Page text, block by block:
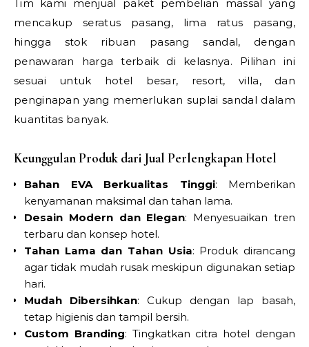
Tim kami menjual paket pembelian massal yang
mencakup seratus pasang, lima ratus pasang,
hingga stok ribuan pasang sandal, dengan
penawaran harga terbaik di kelasnya. Pilihan ini
sesuai untuk hotel besar, resort, villa, dan
penginapan yang memerlukan suplai sandal dalam
kuantitas banyak.
Keunggulan Produk dari Jual Perlengkapan Hotel
Bahan EVA Berkualitas Tinggi: Memberikan
kenyamanan maksimal dan tahan lama.
Desain Modern dan Elegan: Menyesuaikan tren
terbaru dan konsep hotel.
Tahan Lama dan Tahan Usia: Produk dirancang
agar tidak mudah rusak meskipun digunakan setiap
hari.
Mudah Dibersihkan: Cukup dengan lap basah,
tetap higienis dan tampil bersih.
Custom Branding: Tingkatkan citra hotel dengan